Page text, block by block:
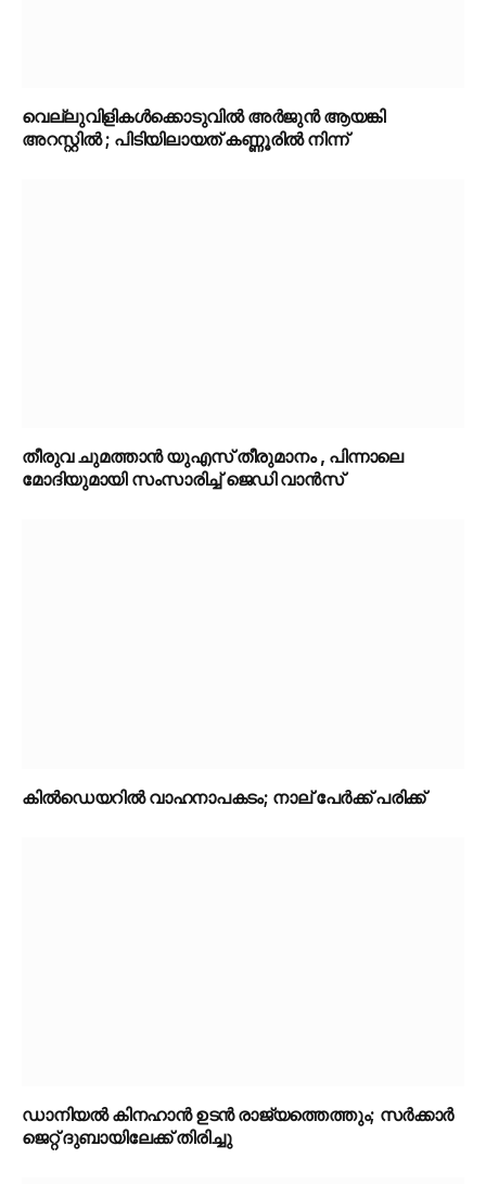
വെല്ലുവിളികൾക്കൊടുവിൽ അർജുൻ ആയങ്കി
അറസ്റ്റിൽ ; പിടിയിലായത് കണ്ണൂരിൽ നിന്ന്
തീരുവ ചുമത്താൻ യുഎസ് തീരുമാനം , പിന്നാലെ
മോദിയുമായി സംസാരിച്ച് ജെഡി വാൻസ്
കിൽഡെയറിൽ വാഹനാപകടം; നാല് പേർക്ക് പരിക്ക്
ഡാനിയൽ കിനഹാൻ ഉടൻ രാജ്യത്തെത്തും; സർക്കാർ
ജെറ്റ് ദുബായിലേക്ക് തിരിച്ചു